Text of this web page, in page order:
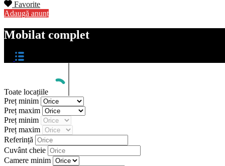
Favorite
Adaugă anunț
Mobilat complet
Toate locațiile
Preț minim
Preț maxim
Preț minim
Preț maxim
Referință
Cuvânt cheie
Camere minim